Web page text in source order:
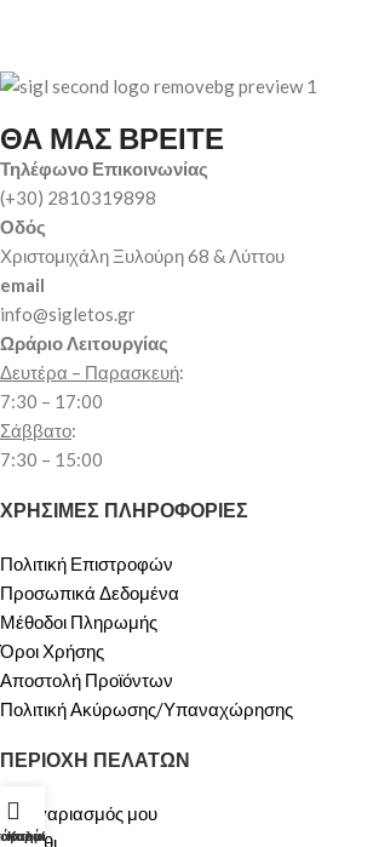
ΘΑ ΜΑΣ ΒΡΕΙΤΕ
Τηλέφωνο Επικοινωνίας
(+30) 2810319898
Οδός
Χριστομιχάλη Ξυλούρη 68 & Λύττου
email
info@sigletos.gr
Ωράριο Λειτουργίας
Δευτέρα – Παρασκευή:
7:30 – 17:00
Σάββατο:
7:30 – 15:00
ΧΡΗΣΙΜΕΣ ΠΛΗΡΟΦΟΡΙΕΣ
Πολιτική Επιστροφών
Προσωπικά Δεδομένα
Μέθοδοι Πληρωμής
Όροι Χρήσης
Αποστολή Προϊόντων
Πολιτική Ακύρωσης/Υπαναχώρησης
ΠΕΡΙΟΧΗ ΠΕΛΑΤΩΝ
Ο λογαριασμός μου
Καλάθι
Καλάθι μου